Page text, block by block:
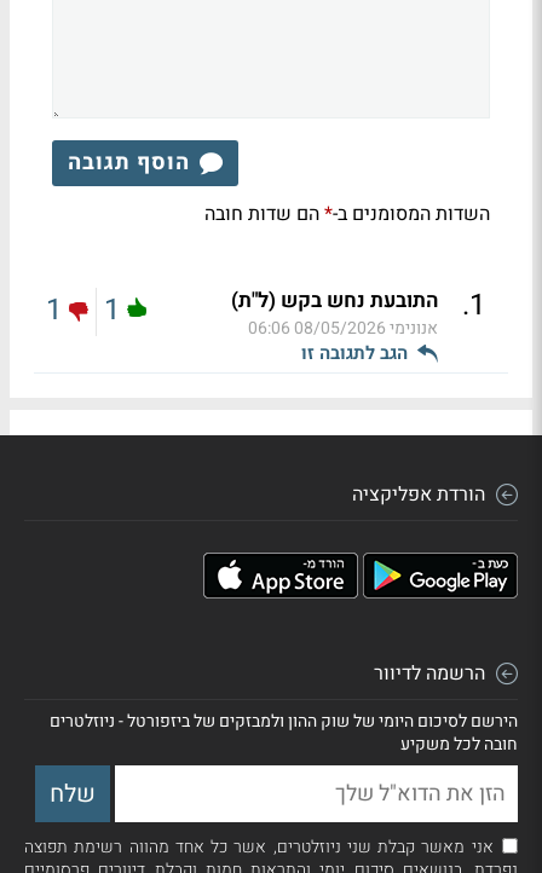
הוסף תגובה
השדות המסומנים ב-*הם שדות חובה
1
. התובעת נחש בקש (ל"ת)
אנונימי08/05/2026 06:06
הגב לתגובה זו
1
1
הורדת אפליקציה
הרשמה לדיוור
הירשם לסיכום היומי של שוק ההון ולמבזקים של ביזפורטל - ניוזלטרים
חובה לכל משקיע
אני מאשר קבלת שני ניוזלטרים, אשר כל אחד מהווה רשימת תפוצה